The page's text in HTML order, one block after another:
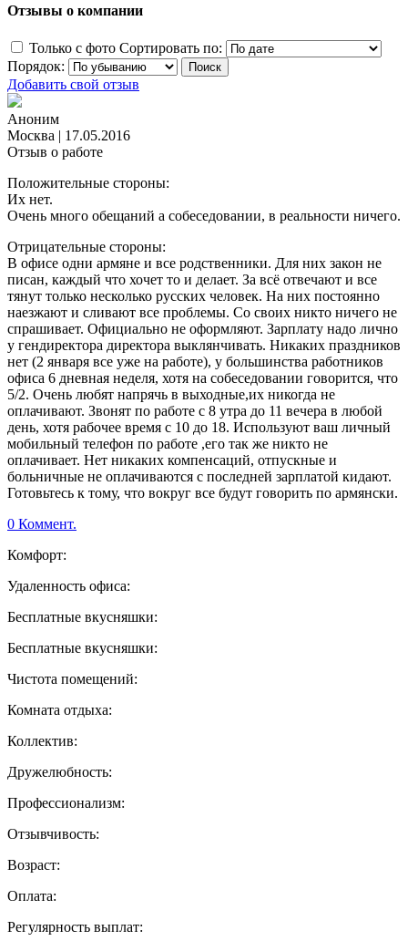
Отзывы о компании
Только с фото Сортировать по:
Порядок:
Добавить свой отзыв
Аноним
Москва | 17.05.2016
Отзыв о работе
Положительные стороны:
Их нет.
Очень много обещаний а собеседовании, в реальности ничего.
Отрицательные стороны:
В офисе одни армяне и все родственники. Для них закон не
писан, каждый что хочет то и делает. За всё отвечают и все
тянут только несколько русских человек. На них постоянно
наезжают и сливают все проблемы. Со своих никто ничего не
спрашивает. Официально не оформляют. Зарплату надо лично
у гендиректора директора выклянчивать. Никаких праздников
нет (2 января все уже на работе), у большинства работников
офиса 6 дневная неделя, хотя на собеседовании говорится, что
5/2. Очень любят напрячь в выходные,их никогда не
оплачивают. Звонят по работе с 8 утра до 11 вечера в любой
день, хотя рабочее время с 10 до 18. Используют ваш личный
мобильный телефон по работе ,его так же никто не
оплачивает. Нет никаких компенсаций, отпускные и
больничные не оплачиваются с последней зарплатой кидают.
Готовьтесь к тому, что вокруг все будут говорить по армянски.
0 Коммент.
Комфорт:
Удаленность офиса:
Бесплатные вкусняшки:
Бесплатные вкусняшки:
Чистота помещений:
Комната отдыха:
Коллектив:
Дружелюбность:
Профессионализм:
Отзывчивость:
Возраст:
Оплата:
Регулярность выплат: